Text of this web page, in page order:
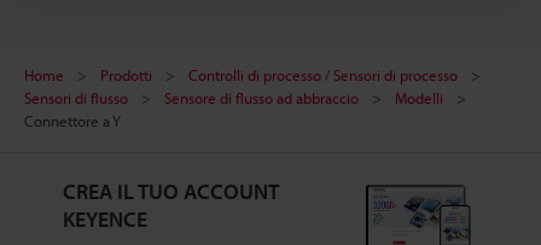
Home Prodotti
Controlli di processo / Sensori di processo
Sensori di flusso
Sensore di flusso ad abbraccio
Modelli
Connettore a Y
CREA IL TUO ACCOUNT
KEYENCE